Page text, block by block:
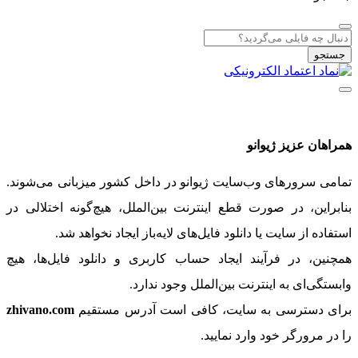
جستجو
همراهان عزیز ژیوانو
تمامی سرورهای وب‌سایت ژیوانو در داخل کشور میزبانی می‌شوند.
بنابراین، در صورت قطع اینترنت بین‌الملل، هیچ‌گونه اختلالی در
استفاده از سایت یا دانلود فایل‌های لایه‌باز ایجاد نخواهد شد.
همچنین، در فرآیند ایجاد حساب کاربری و دانلود فایل‌ها، هیچ
وابستگی‌ای به اینترنت بین‌الملل وجود ندارد.
برای دسترسی به سایت، کافی است آدرس مستقیم zhivano.com
را در مرورگر خود وارد نمایید.